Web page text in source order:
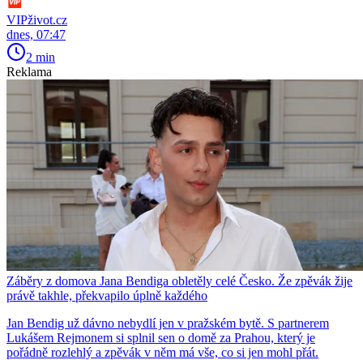
VIPživot.cz
dnes, 07:47
2 min
Reklama
Záběry z domova Jana Bendiga obletěly celé Česko. Že zpěvák žije
právě takhle, překvapilo úplně každého
Jan Bendig už dávno nebydlí jen v pražském bytě. S partnerem
Lukášem Rejmonem si splnil sen o domě za Prahou, který je
pořádně rozlehlý a zpěvák v něm má vše, co si jen mohl přát.